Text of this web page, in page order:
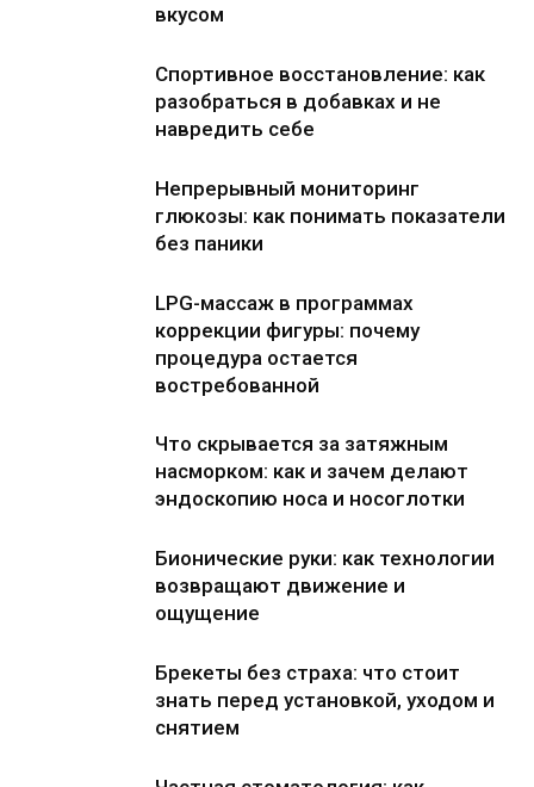
вкусом
Спортивное восстановление: как
разобраться в добавках и не
навредить себе
Непрерывный мониторинг
глюкозы: как понимать показатели
без паники
LPG-массаж в программах
коррекции фигуры: почему
процедура остается
востребованной
Что скрывается за затяжным
насморком: как и зачем делают
эндоскопию носа и носоглотки
Бионические руки: как технологии
возвращают движение и
ощущение
Брекеты без страха: что стоит
знать перед установкой, уходом и
снятием